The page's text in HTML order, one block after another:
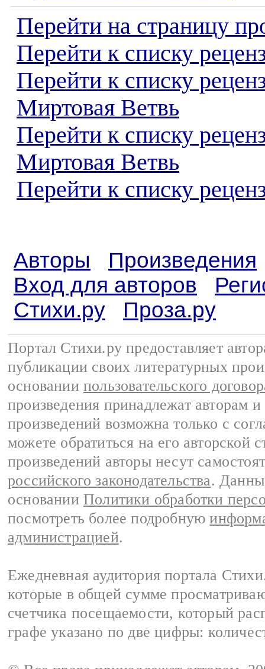
Перейти на страницу
Перейти к списку
Перейти к списку
Миртовая Ветвь
Перейти к списку
Миртовая Ветвь
Перейти к списку
Авторы
Произведения
Вход для авторов
Стихи.ру
Проза.ру
Портал Стихи.ру предоставляет
публикации своих литературных
основании пользовательского
произведения принадлежат авторам
произведений возможна только с
можете обратиться на его авторской
произведений авторы несут
российского законодательства.
основании Политики обработки
посмотреть более подробную
администрацией.
Ежедневная аудитория портала
которые в общей сумме
счетчика посещаемости, который
графе указано по две цифры: